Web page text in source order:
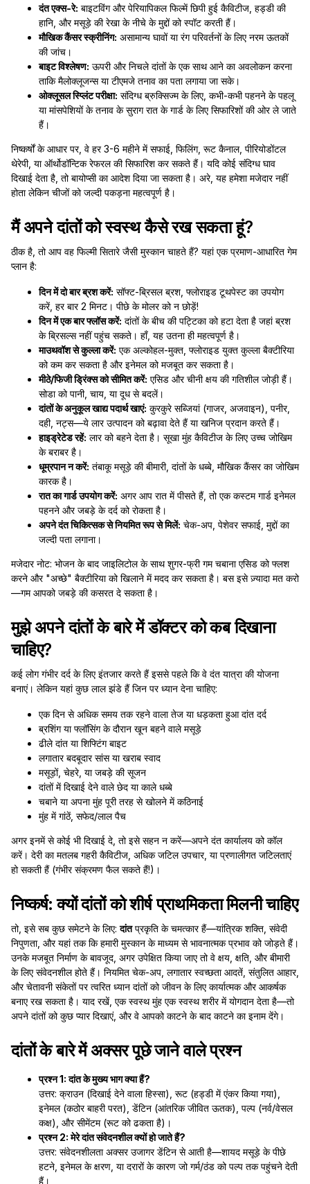
दंत एक्स-रे: बाइटविंग और पेरियापिकल फिल्में छिपी हुई कैविटीज, हड्डी की
हानि, और मसूड़े की रेखा के नीचे के मुद्दों को स्पॉट करती हैं।
मौखिक कैंसर स्क्रीनिंग: असामान्य घावों या रंग परिवर्तनों के लिए नरम ऊतकों
की जांच।
बाइट विश्लेषण: ऊपरी और निचले दांतों के एक साथ आने का अवलोकन करना
ताकि मैलोक्लूजन्स या टीएमजे तनाव का पता लगाया जा सके।
ओक्लूसल स्प्लिंट परीक्षा: संदिग्ध ब्रुक्सिज्म के लिए, कभी-कभी पहनने के पहलू
या मांसपेशियों के तनाव के सुराग रात के गार्ड के लिए सिफारिशों की ओर ले जाते
हैं।
निष्कर्षों के आधार पर, वे हर 3-6 महीने में सफाई, फिलिंग, रूट कैनाल, पीरियोडोंटल
थेरेपी, या ऑर्थोडॉन्टिक रेफरल की सिफारिश कर सकते हैं। यदि कोई संदिग्ध घाव
दिखाई देता है, तो बायोप्सी का आदेश दिया जा सकता है। अरे, यह हमेशा मजेदार नहीं
होता लेकिन चीजों को जल्दी पकड़ना महत्वपूर्ण है।
मैं अपने दांतों को स्वस्थ कैसे रख सकता हूं?
ठीक है, तो आप वह फिल्मी सितारे जैसी मुस्कान चाहते हैं? यहां एक प्रमाण-आधारित गेम
प्लान है:
दिन में दो बार ब्रश करें: सॉफ्ट-ब्रिसल ब्रश, फ्लोराइड टूथपेस्ट का उपयोग
करें, हर बार 2 मिनट। पीछे के मोलर को न छोड़ें!
दिन में एक बार फ्लॉस करें: दांतों के बीच की पट्टिका को हटा देता है जहां ब्रश
के ब्रिसल्स नहीं पहुंच सकते। हाँ, यह उतना ही महत्वपूर्ण है।
माउथवॉश से कुल्ला करें: एक अल्कोहल-मुक्त, फ्लोराइड युक्त कुल्ला बैक्टीरिया
को कम कर सकता है और इनेमल को मजबूत कर सकता है।
मीठे/फिजी ड्रिंक्स को सीमित करें: एसिड और चीनी क्षय की गतिशील जोड़ी हैं।
सोडा को पानी, चाय, या दूध से बदलें।
दांतों के अनुकूल खाद्य पदार्थ खाएं: कुरकुरे सब्जियां (गाजर, अजवाइन), पनीर,
दही, नट्स—ये लार उत्पादन को बढ़ावा देते हैं या खनिज प्रदान करते हैं।
हाइड्रेटेड रहें: लार को बहने देता है। सूखा मुंह कैविटीज के लिए उच्च जोखिम
के बराबर है।
धूम्रपान न करें: तंबाकू मसूड़े की बीमारी, दांतों के धब्बे, मौखिक कैंसर का जोखिम
कारक है।
रात का गार्ड उपयोग करें: अगर आप रात में पीसते हैं, तो एक कस्टम गार्ड इनेमल
पहनने और जबड़े के दर्द को रोकता है।
अपने दंत चिकित्सक से नियमित रूप से मिलें: चेक-अप, पेशेवर सफाई, मुद्दों का
जल्दी पता लगाना।
मजेदार नोट: भोजन के बाद जाइलिटोल के साथ शुगर-फ्री गम चबाना एसिड को फ्लश
करने और "अच्छे" बैक्टीरिया को खिलाने में मदद कर सकता है। बस इसे ज़्यादा मत करो
—गम आपको जबड़े की कसरत दे सकता है।
मुझे अपने दांतों के बारे में डॉक्टर को कब दिखाना
चाहिए?
कई लोग गंभीर दर्द के लिए इंतजार करते हैं इससे पहले कि वे दंत यात्रा की योजना
बनाएं। लेकिन यहां कुछ लाल झंडे हैं जिन पर ध्यान देना चाहिए:
एक दिन से अधिक समय तक रहने वाला तेज या धड़कता हुआ दांत दर्द
ब्रशिंग या फ्लॉसिंग के दौरान खून बहने वाले मसूड़े
ढीले दांत या शिफ्टिंग बाइट
लगातार बदबूदार सांस या खराब स्वाद
मसूड़ों, चेहरे, या जबड़े की सूजन
दांतों में दिखाई देने वाले छेद या काले धब्बे
चबाने या अपना मुंह पूरी तरह से खोलने में कठिनाई
मुंह में गांठें, सफेद/लाल पैच
अगर इनमें से कोई भी दिखाई दे, तो इसे सहन न करें—अपने दंत कार्यालय को कॉल
करें। देरी का मतलब गहरी कैविटीज, अधिक जटिल उपचार, या प्रणालीगत जटिलताएं
हो सकती हैं (गंभीर संक्रमण फैल सकते हैं!)।
निष्कर्ष: क्यों दांतों को शीर्ष प्राथमिकता मिलनी चाहिए
तो, इसे सब कुछ समेटने के लिए:दांतप्रकृति के चमत्कार हैं—यांत्रिक शक्ति, संवेदी
निपुणता, और यहां तक कि हमारी मुस्कान के माध्यम से भावनात्मक प्रभाव को जोड़ते हैं।
उनके मजबूत निर्माण के बावजूद, अगर उपेक्षित किया जाए तो वे क्षय, क्षति, और बीमारी
के लिए संवेदनशील होते हैं। नियमित चेक-अप, लगातार स्वच्छता आदतें, संतुलित आहार,
और चेतावनी संकेतों पर त्वरित ध्यान दांतों को जीवन के लिए कार्यात्मक और आकर्षक
बनाए रख सकता है। याद रखें, एक स्वस्थ मुंह एक स्वस्थ शरीर में योगदान देता है—तो
अपने दांतों को कुछ प्यार दिखाएं, और वे आपको काटने के बाद काटने का इनाम देंगे।
दांतों के बारे में अक्सर पूछे जाने वाले प्रश्न
प्रश्न 1: दांत के मुख्य भाग क्या हैं?
उत्तर: क्राउन (दिखाई देने वाला हिस्सा), रूट (हड्डी में एंकर किया गया),
इनेमल (कठोर बाहरी परत), डेंटिन (आंतरिक जीवित ऊतक), पल्प (नर्व/वेसल
कक्ष), और सीमेंटम (रूट को ढकता है)।
प्रश्न 2: मेरे दांत संवेदनशील क्यों हो जाते हैं?
उत्तर: संवेदनशीलता अक्सर उजागर डेंटिन से आती है—शायद मसूड़े के पीछे
हटने, इनेमल के क्षरण, या दरारों के कारण जो गर्म/ठंड को पल्प तक पहुंचने देती
हैं।